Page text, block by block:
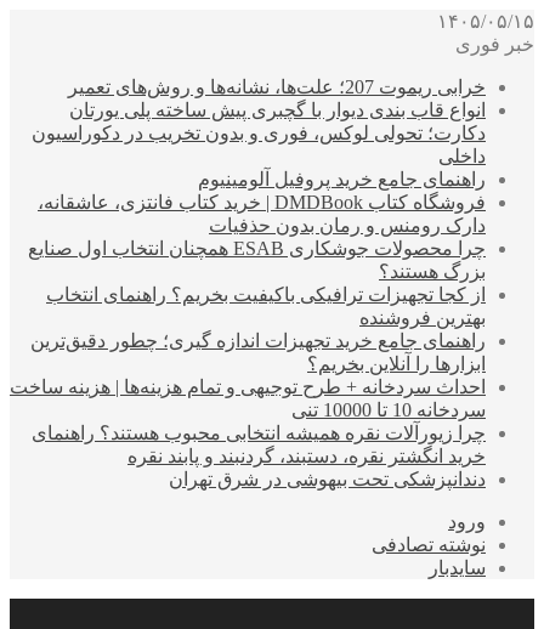
۱۴۰۵/۰۵/۱۵
خبر فوری
خرابی ریموت 207؛ علت‌ها، نشانه‌ها و روش‌های تعمیر
انواع قاب بندی دیوار با گچبری پیش ساخته پلی یورتان
دکارت؛ تحولی لوکس، فوری و بدون تخریب در دکوراسیون
داخلی
راهنمای جامع خرید پروفیل آلومینیوم
فروشگاه کتاب DMDBook | خرید کتاب فانتزی، عاشقانه،
دارک رومنس و رمان بدون حذفیات
چرا محصولات جوشکاری ESAB همچنان انتخاب اول صنایع
بزرگ هستند؟
از کجا تجهیزات ترافیکی باکیفیت بخریم؟ راهنمای انتخاب
بهترین فروشنده
راهنمای جامع خرید تجهیزات اندازه گیری؛ چطور دقیق‌ترین
ابزارها را آنلاین بخریم؟
احداث سردخانه + طرح توجیهی و تمام هزینه‌ها | هزینه ساخت
سردخانه 10 تا 10000 تنی
چرا زیورآلات نقره همیشه انتخابی محبوب هستند؟ راهنمای
خرید انگشتر نقره، دستبند، گردنبند و پابند نقره
دندانپزشکی تحت بیهوشی در شرق تهران
ورود
نوشته تصادفی
سایدبار